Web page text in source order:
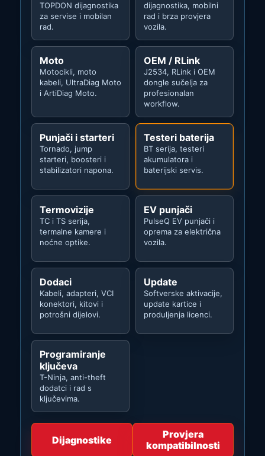
TOPDON dijagnostika
za servise i mobilan
rad.
dijagnostika, mobilni
rad i brza provjera
vozila.
Moto
Motocikli, moto
kabeli, UltraDiag Moto
i ArtiDiag Moto.
OEM / RLink
J2534, RLink i OEM
dongle sučelja za
profesionalan
workflow.
Punjači i starteri
Tornado, jump
starteri, boosteri i
stabilizatori napona.
Testeri baterija
BT serija, testeri
akumulatora i
baterijski servis.
Termovizije
TC i TS serija,
termalne kamere i
noćne optike.
EV punjači
PulseQ EV punjači i
oprema za električna
vozila.
Dodaci
Kabeli, adapteri, VCI
konektori, kitovi i
potrošni dijelovi.
Update
Softverske aktivacije,
update kartice i
produljenja licenci.
Programiranje
ključeva
T-Ninja, anti-theft
dodatci i rad s
ključevima.
Dijagnostike
Provjera
kompatibilnosti